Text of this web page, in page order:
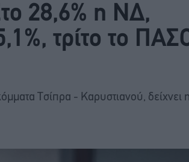
28,6% η ΝΔ,
τρίτο το
Τσίπρα - Καρυστιανού, δείχνει η